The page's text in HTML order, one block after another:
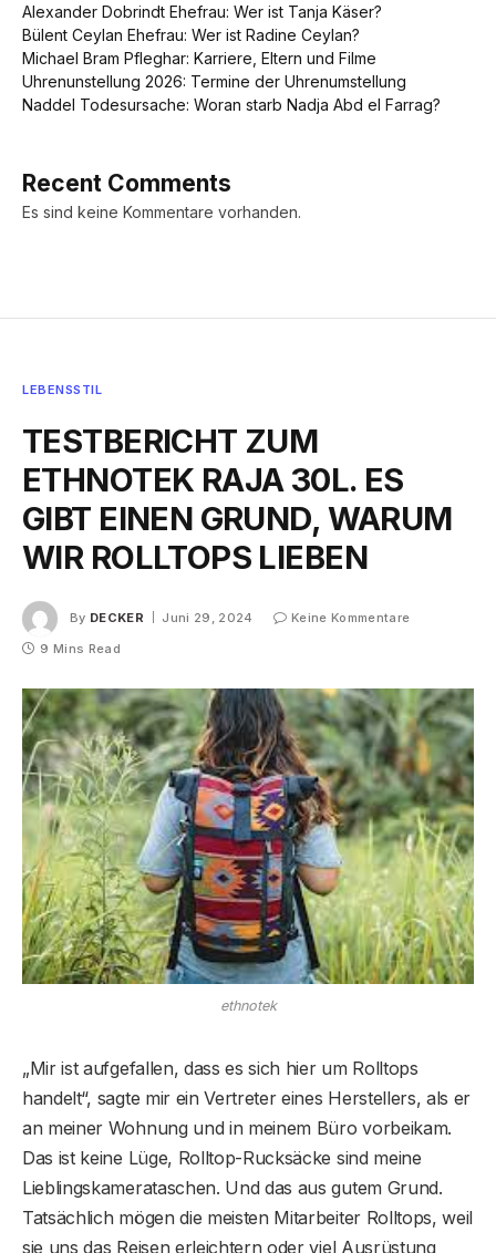
Alexander Dobrindt Ehefrau: Wer ist Tanja Käser?
Bülent Ceylan Ehefrau: Wer ist Radine Ceylan?
Michael Bram Pfleghar: Karriere, Eltern und Filme
Uhrenunstellung 2026: Termine der Uhrenumstellung
Naddel Todesursache: Woran starb Nadja Abd el Farrag?
Recent Comments
Es sind keine Kommentare vorhanden.
LEBENSSTIL
TESTBERICHT ZUM
ETHNOTEK RAJA 30L. ES
GIBT EINEN GRUND, WARUM
WIR ROLLTOPS LIEBEN
By DECKER Juni 29, 2024
Keine Kommentare
9 Mins Read
ethnotek
„Mir ist aufgefallen, dass es sich hier um Rolltops
handelt“, sagte mir ein Vertreter eines Herstellers, als er
an meiner Wohnung und in meinem Büro vorbeikam.
Das ist keine Lüge, Rolltop-Rucksäcke sind meine
Lieblingskamerataschen. Und das aus gutem Grund.
Tatsächlich mögen die meisten Mitarbeiter Rolltops, weil
sie uns das Reisen erleichtern oder viel Ausrüstung